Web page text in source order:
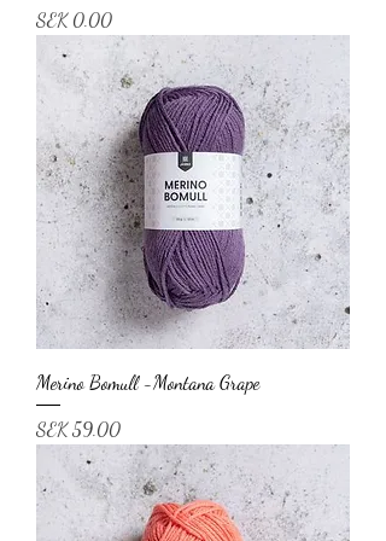
Price
SEK 0.00
Merino Bomull -Montana Grape
Price
SEK 59.00